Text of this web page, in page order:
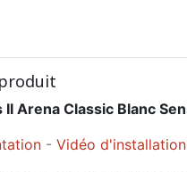
II Arena Classic Blanc
- Vidéo d'installation